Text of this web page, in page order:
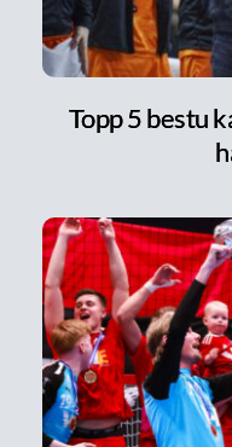
Topp 5 bestu